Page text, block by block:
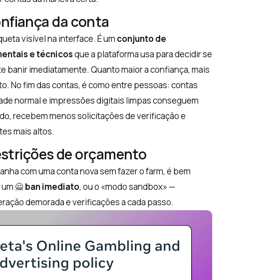
da conta
visível na interface. É um conjunto de
e técnicosque a plataforma usa para decidir se
banir imediatamente. Quanto maior a confiança, mais
No fim das contas, é como entre pessoas: contas
normal e impressões digitais limpas conseguem
recebem menos solicitações de verificação e
mais altos.
de orçamento
com uma conta nova sem fazer o farm, é bem
🙅 ban imediato, ou o «modo sandbox» —
demorada e verificações a cada passo.